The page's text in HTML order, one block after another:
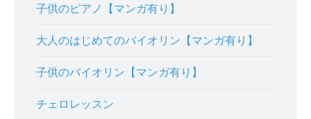
子供のピアノ【マンガ有り】
大人のはじめてのバイオリン【マンガ有り】
子供のバイオリン【マンガ有り】
チェロレッスン